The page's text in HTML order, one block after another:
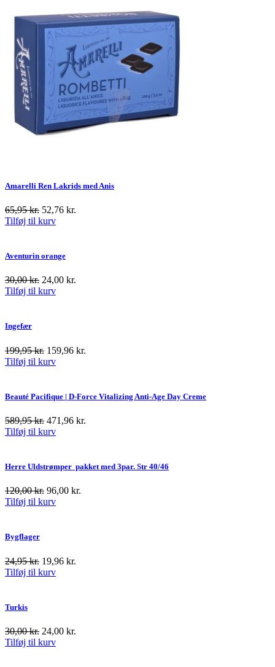
Amarelli Ren Lakrids med Anis
65,95kr. 52,76 kr.
Tilføj til kurv
Aventurin orange
30,00kr. 24,00 kr.
Tilføj til kurv
Ingefær
199,95kr. 159,96 kr.
Tilføj til kurv
Beauté Pacifique | D-Force Vitalizing Anti-Age Day Creme
589,95kr. 471,96 kr.
Tilføj til kurv
Herre Uldstrømper pakket med 3par. Str 40/46
120,00kr. 96,00 kr.
Tilføj til kurv
Bygflager
24,95kr. 19,96 kr.
Tilføj til kurv
Turkis
30,00kr. 24,00 kr.
Tilføj til kurv